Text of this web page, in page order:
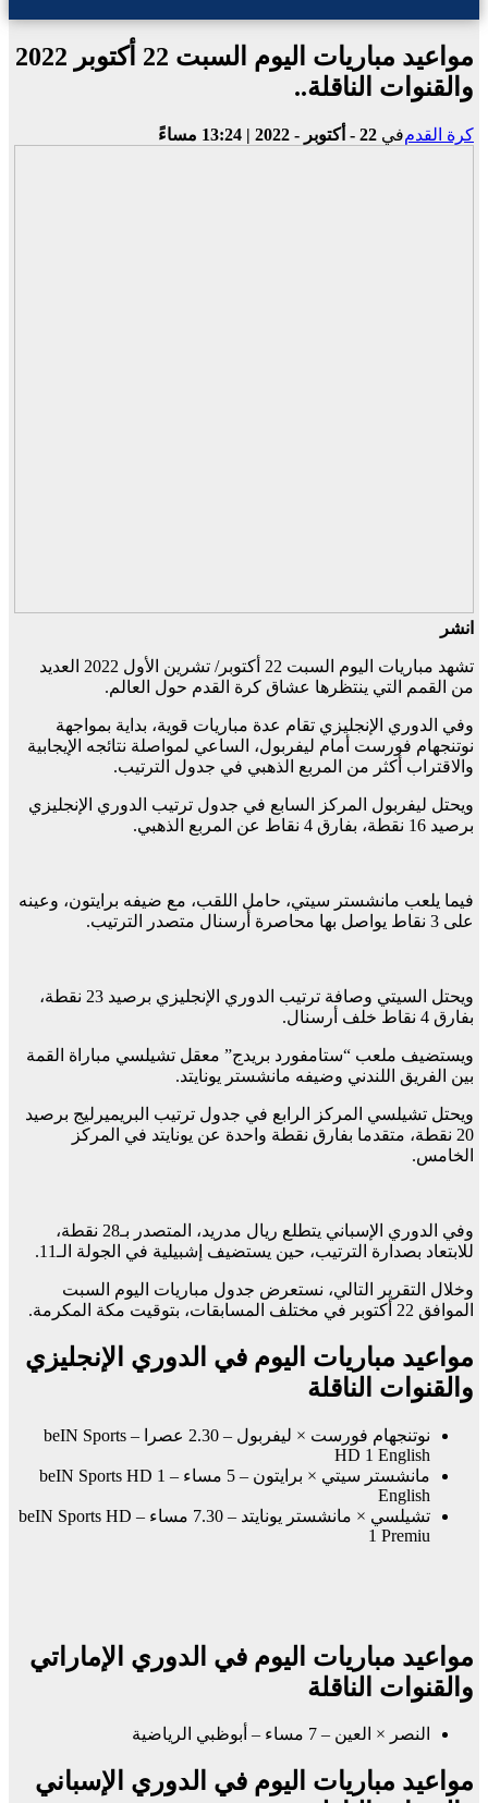
مواعيد مباريات اليوم السبت 22 أكتوبر 2022
والقنوات الناقلة..
كرة القدمفي 22 - أكتوبر - 2022 | 13:24 مساءً
انشر
تشهد مباريات اليوم السبت 22 أكتوبر/ تشرين الأول 2022 العديد
من القمم التي ينتظرها عشاق كرة القدم حول العالم.
وفي الدوري الإنجليزي تقام عدة مباريات قوية، بداية بمواجهة
نوتنجهام فورست أمام ليفربول، الساعي لمواصلة نتائجه الإيجابية
والاقتراب أكثر من المربع الذهبي في جدول الترتيب.
ويحتل ليفربول المركز السابع في جدول ترتيب الدوري الإنجليزي
برصيد 16 نقطة، بفارق 4 نقاط عن المربع الذهبي.
فيما يلعب مانشستر سيتي، حامل اللقب، مع ضيفه برايتون، وعينه
على 3 نقاط يواصل بها محاصرة أرسنال متصدر الترتيب.
ويحتل السيتي وصافة ترتيب الدوري الإنجليزي برصيد 23 نقطة،
بفارق 4 نقاط خلف أرسنال.
ويستضيف ملعب “ستامفورد بريدج” معقل تشيلسي مباراة القمة
بين الفريق اللندني وضيفه مانشستر يونايتد.
ويحتل تشيلسي المركز الرابع في جدول ترتيب البريميرليج برصيد
20 نقطة، متقدما بفارق نقطة واحدة عن يونايتد في المركز
الخامس.
وفي الدوري الإسباني يتطلع ريال مدريد، المتصدر بـ28 نقطة،
للابتعاد بصدارة الترتيب، حين يستضيف إشبيلية في الجولة الـ11.
وخلال التقرير التالي، نستعرض جدول مباريات اليوم السبت
الموافق 22 أكتوبر في مختلف المسابقات، بتوقيت مكة المكرمة.
مواعيد مباريات اليوم في الدوري الإنجليزي
والقنوات الناقلة
نوتنجهام فورست × ليفربول – 2.30 عصرا – beIN Sports
HD 1 English
مانشستر سيتي × برايتون – 5 مساء – beIN Sports HD 1
English
تشيلسي × مانشستر يونايتد – 7.30 مساء – beIN Sports HD
1 Premiu
مواعيد مباريات اليوم في الدوري الإماراتي
والقنوات الناقلة
النصر × العين – 7 مساء – أبوظبي الرياضية
مواعيد مباريات اليوم في الدوري الإسباني